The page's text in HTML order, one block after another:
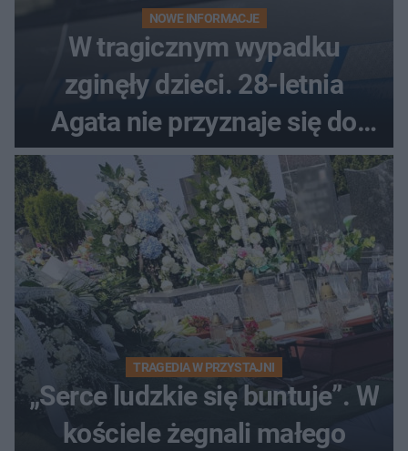
NOWE INFORMACJE
W tragicznym wypadku
zginęły dzieci. 28-letnia
Agata nie przyznaje się do
winy
TRAGEDIA W PRZYSTAJNI
„Serce ludzkie się buntuje”. W
kościele żegnali małego